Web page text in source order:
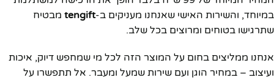
במיוחד, והשירות האישי שאנחנו מעניקים ב-tengift מבטיח
שתרגישו בטוחים ומרוצים בכל שלב.
אנחנו ממליצים בחום על המוצר הזה לכל מי שמחפש דיוק, איכות
ועיצוב – במחיר הוגן ועם שירות שמעל ומעבר. אל תתפשרו על